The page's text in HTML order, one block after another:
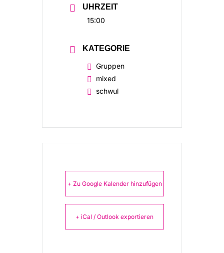
UHRZEIT
15:00
KATEGORIE
Gruppen
mixed
schwul
+ Zu Google Kalender hinzufügen
+ iCal / Outlook exportieren